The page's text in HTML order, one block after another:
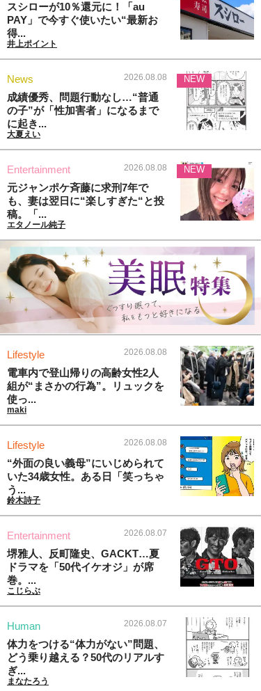
スシローが10％還元に！「au
PAY」で今すぐ使いたい“最新お
得...
井上ポイント
News 2026.08.08
成績優秀、問題行動なし…“普通
の子”が「性加害者」になるまで
に起き...
大夏えい
NEW
Entertainment 2026.08.08
元ジャンポケ斉藤に求刑7年で
も、妻は翌日に“楽しすぎた“と投
稿。「...
エタノール純子
NEW
Lifestyle 2026.08.08
電車内で登山帰りの高齢女性2人
組が“まさかの行為”。リュックを
使っ...
maki
Lifestyle 2026.08.08
“外面の良い義母”にいじめられて
いた34歳女性。ある日「笑っちゃ
う...
鈴木詩子
Entertainment 2026.08.07
堺雅人、反町隆史、GACKT…夏
ドラマを「50代イケオジ」が席
巻。...
こじらぶ
Human 2026.08.07
体力をつける“体力がない”問題、
どう乗り越える？50代のリアルす
ぎ...
まなたろう